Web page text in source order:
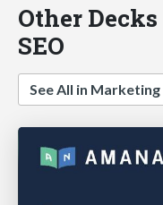
Other
SEO
See All in Marketing